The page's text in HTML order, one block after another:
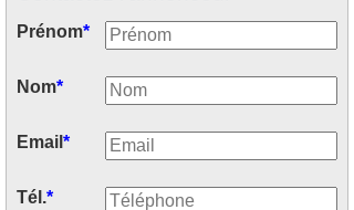
Prénom*
Nom*
Email *
Tél.*